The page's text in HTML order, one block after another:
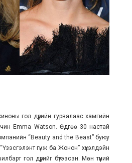
гол дүрийн гурвалаас хамгийн
Emma Watson. Өдгөө 30 настай
“Beauty and the Beast” буюу
гүнж ба Жонон” хүүхэлдэйн
гол дүрийг бүтээсэн. Мөн түүний